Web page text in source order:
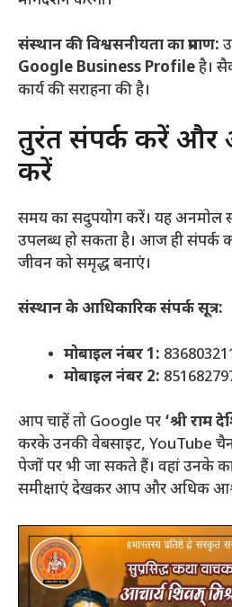
संस्थान की विश्वसनीयता का प्रमाण:
Google Business Profileहै।
कार्य की सराहना की है।
तुरंत संपर्क करें और
करें
समय का सदुपयोग करें। यह अनमोल
उपलब्ध हो सकता है। आज ही
जीवन को समृद्ध बनाएं।
संस्थान के आधिकारिक संपर्क सूत्र:
मोबाइल नंबर 1:
मोबाइल नंबर 2:
आप चाहें तो Google पर ‘श्री राम
करके उनकी वेबसाइट, YouTube
पेजों पर भी जा सकते हैं। वहां उनके
समीक्षाएं देखकर आप और अधिक